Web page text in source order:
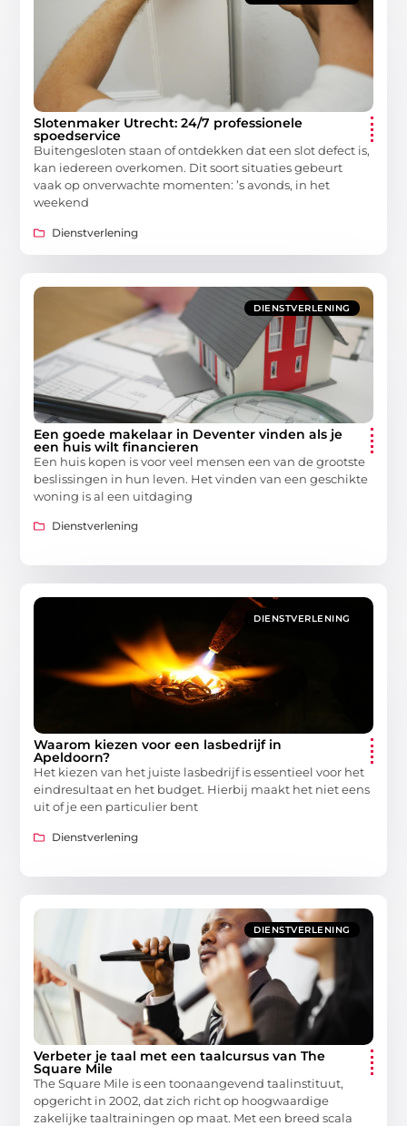
Slotenmaker Utrecht: 24/7 professionele
spoedservice
Buitengesloten staan of ontdekken dat een slot defect is,
kan iedereen overkomen. Dit soort situaties gebeurt
vaak op onverwachte momenten: ’s avonds, in het
weekend
Dienstverlening
DIENSTVERLENING
Een goede makelaar in Deventer vinden als je
een huis wilt financieren
Een huis kopen is voor veel mensen een van de grootste
beslissingen in hun leven. Het vinden van een geschikte
woning is al een uitdaging
Dienstverlening
DIENSTVERLENING
Waarom kiezen voor een lasbedrijf in
Apeldoorn?
Het kiezen van het juiste lasbedrijf is essentieel voor het
eindresultaat en het budget. Hierbij maakt het niet eens
uit of je een particulier bent
Dienstverlening
DIENSTVERLENING
Verbeter je taal met een taalcursus van The
Square Mile
The Square Mile is een toonaangevend taalinstituut,
opgericht in 2002, dat zich richt op hoogwaardige
zakelijke taaltrainingen op maat. Met een breed scala